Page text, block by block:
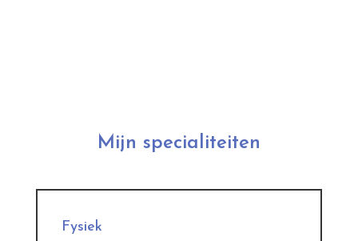
Mijn specialiteiten
Fysiek